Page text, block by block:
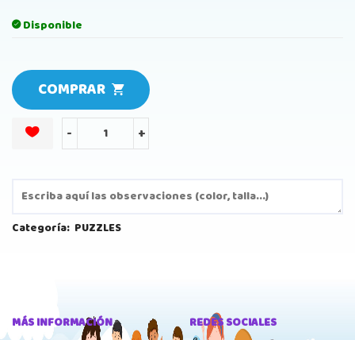
Disponible
COMPRAR
- +
Categoría: PUZZLES
MÁS INFORMACIÓN
REDES SOCIALES